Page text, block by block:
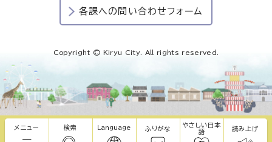
メニュー 検索 Language ふりがな
やさしい日本
語
読み上げ
各課への問い合わせフォーム
Copyright © Kiryu City. All rights reserved.